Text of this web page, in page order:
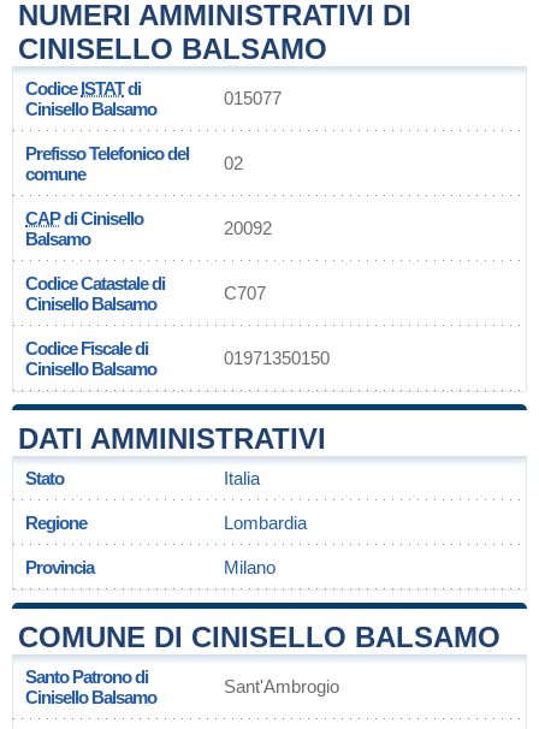
NUMERI AMMINISTRATIVI DI
CINISELLO BALSAMO
CodiceISTATdi
Cinisello Balsamo
015077
Prefisso Telefonico del
comune
02
CAPdi Cinisello
Balsamo
20092
Codice Catastale di
Cinisello Balsamo
C707
Codice Fiscale di
Cinisello Balsamo
01971350150
DATI AMMINISTRATIVI
Stato Italia
Regione Lombardia
Provincia Milano
COMUNE DI CINISELLO BALSAMO
Santo Patrono di
Cinisello Balsamo
Sant'Ambrogio